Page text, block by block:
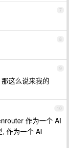
7
8
9
这么说来我的
10
作为一个 AI
作为一个 AI